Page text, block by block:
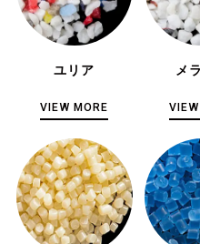
ユリア
VIEW MORE
メ